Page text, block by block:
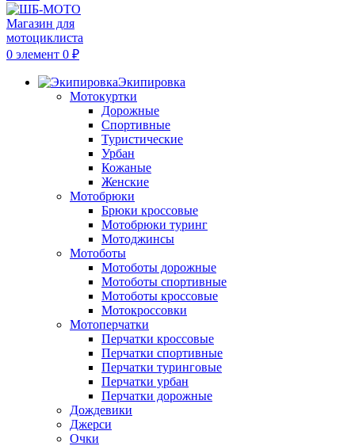
0 элемент 0 ₽
Экипировка
Мотокуртки
Дорожные
Спортивные
Туристические
Урбан
Кожаные
Женские
Мотобрюки
Брюки кроссовые
Мотобрюки туринг
Мотоджинсы
Мотоботы
Мотоботы дорожные
Мотоботы спортивные
Мотоботы кроссовые
Мотокроссовки
Мотоперчатки
Перчатки кроссовые
Перчатки спортивные
Перчатки туринговые
Перчатки урбан
Перчатки дорожные
Дождевики
Джерси
Очки